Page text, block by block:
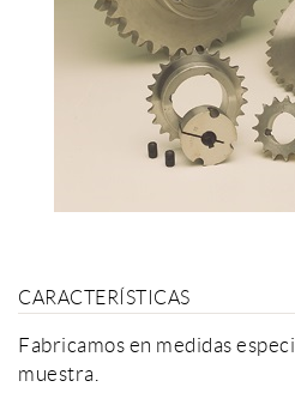
CARACTERÍSTICAS
Fabricamos en medidas
muestra.